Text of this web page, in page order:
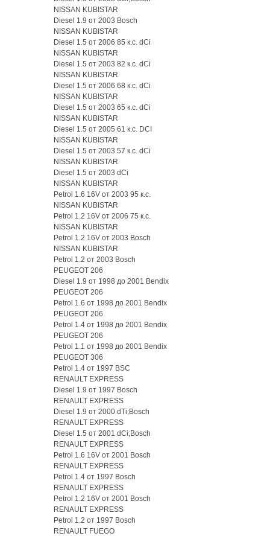
NISSAN KUBISTAR
Diesel 1.9 от 2003 Bosch
NISSAN KUBISTAR
Diesel 1.5 от 2006 85 к.с. dCi
NISSAN KUBISTAR
Diesel 1.5 от 2003 82 к.с. dCi
NISSAN KUBISTAR
Diesel 1.5 от 2006 68 к.с. dCi
NISSAN KUBISTAR
Diesel 1.5 от 2003 65 к.с. dCi
NISSAN KUBISTAR
Diesel 1.5 от 2005 61 к.с. DCI
NISSAN KUBISTAR
Diesel 1.5 от 2003 57 к.с. dCi
NISSAN KUBISTAR
Diesel 1.5 от 2003 dCi
NISSAN KUBISTAR
Petrol 1.6 16V от 2003 95 к.с.
NISSAN KUBISTAR
Petrol 1.2 16V от 2006 75 к.с.
NISSAN KUBISTAR
Petrol 1.2 16V от 2003 Bosch
NISSAN KUBISTAR
Petrol 1.2 от 2003 Bosch
PEUGEOT 206
Diesel 1.9 от 1998 до 2001 Bendix
PEUGEOT 206
Petrol 1.6 от 1998 до 2001 Bendix
PEUGEOT 206
Petrol 1.4 от 1998 до 2001 Bendix
PEUGEOT 206
Petrol 1.1 от 1998 до 2001 Bendix
PEUGEOT 306
Petrol 1.4 от 1997 BSC
RENAULT EXPRESS
Diesel 1.9 от 1997 Bosch
RENAULT EXPRESS
Diesel 1.9 от 2000 dTi;Bosch
RENAULT EXPRESS
Diesel 1.5 от 2001 dCi;Bosch
RENAULT EXPRESS
Petrol 1.6 16V от 2001 Bosch
RENAULT EXPRESS
Petrol 1.4 от 1997 Bosch
RENAULT EXPRESS
Petrol 1.2 16V от 2001 Bosch
RENAULT EXPRESS
Petrol 1.2 от 1997 Bosch
RENAULT FUEGO